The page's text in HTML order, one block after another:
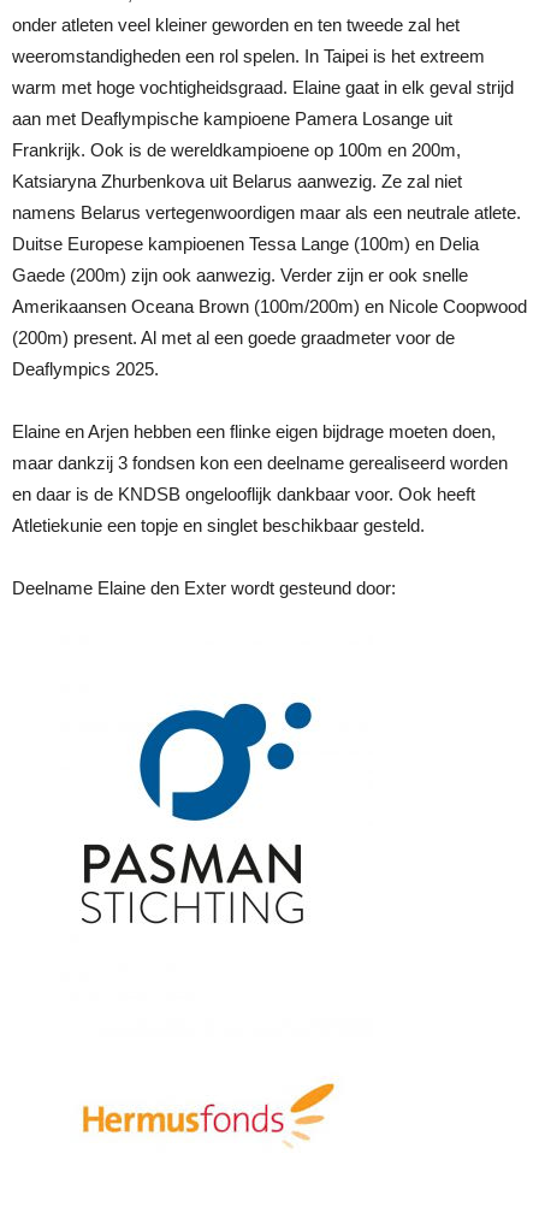
onder atleten veel kleiner geworden en ten tweede zal het
weeromstandigheden een rol spelen. In Taipei is het extreem
warm met hoge vochtigheidsgraad. Elaine gaat in elk geval strijd
aan met Deaflympische kampioene Pamera Losange uit
Frankrijk. Ook is de wereldkampioene op 100m en 200m,
Katsiaryna Zhurbenkova uit Belarus aanwezig. Ze zal niet
namens Belarus vertegenwoordigen maar als een neutrale atlete.
Duitse Europese kampioenen Tessa Lange (100m) en Delia
Gaede (200m) zijn ook aanwezig. Verder zijn er ook snelle
Amerikaansen Oceana Brown (100m/200m) en Nicole Coopwood
(200m) present. Al met al een goede graadmeter voor de
Deaflympics 2025.
Elaine en Arjen hebben een flinke eigen bijdrage moeten doen,
maar dankzij 3 fondsen kon een deelname gerealiseerd worden
en daar is de KNDSB ongelooflijk dankbaar voor. Ook heeft
Atletiekunie een topje en singlet beschikbaar gesteld.
Deelname Elaine den Exter wordt gesteund door: